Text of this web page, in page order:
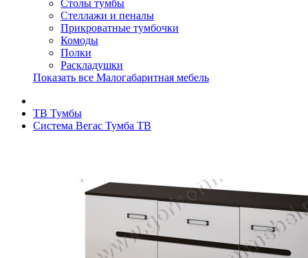
Столы тумбы
Стеллажи и пеналы
Прикроватные тумбочки
Комоды
Полки
Раскладушки
Показать все Малогабаритная мебель
ТВ Тумбы
Система Вегас Тумба ТВ